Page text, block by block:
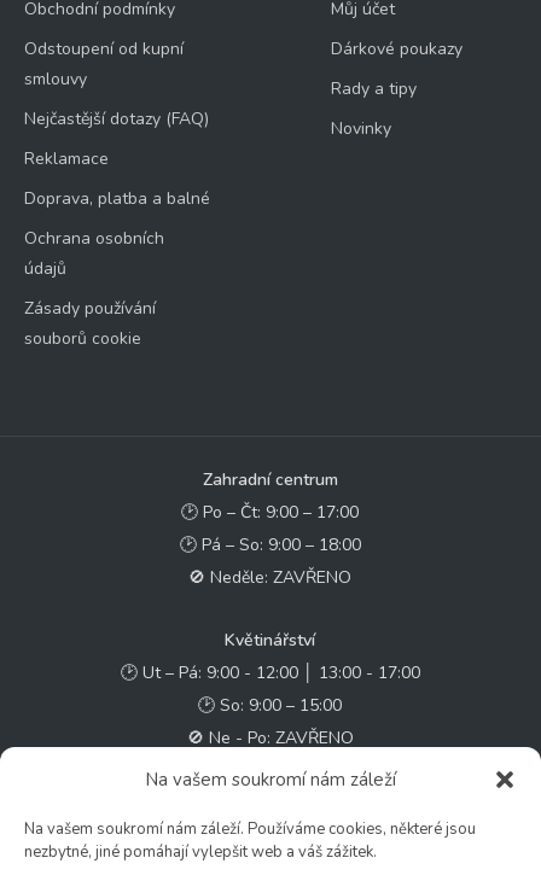
Na vašem soukromí nám záleží
Na vašem soukromí nám záleží. Používáme cookies, některé jsou
nezbytné, jiné pomáhají vylepšit web a váš zážitek.
Obchodní podmínky
Odstoupení od kupní
smlouvy
Nejčastější dotazy (FAQ)
Reklamace
Doprava, platba a balné
Ochrana osobních
údajů
Zásady používání
souborů cookie
Můj účet
Dárkové poukazy
Rady a tipy
Novinky
Zahradní centrum
🕑 Po – Čt: 9:00 – 17:00
🕑 Pá – So: 9:00 – 18:00
🚫 Neděle: ZAVŘENO
Květinářství
🕑 Ut – Pá: 9:00 - 12:00 │ 13:00 - 17:00
🕑 So: 9:00 – 15:00
🚫 Ne - Po: ZAVŘENO
✉️ e-shop@zcstrakovo.cz